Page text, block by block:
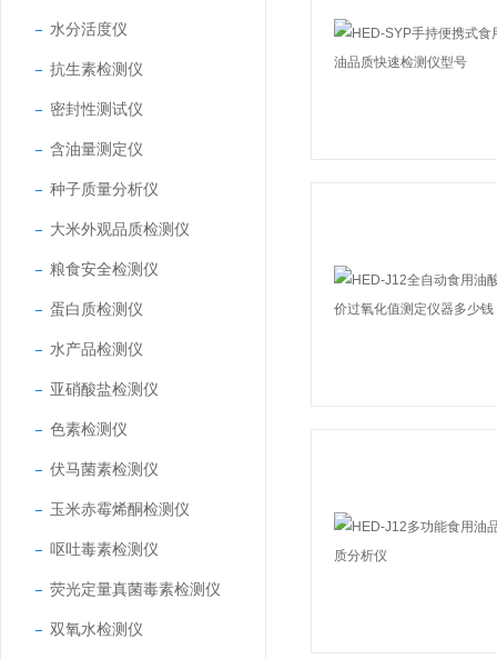
水分活度仪
抗生素检测仪
密封性测试仪
含油量测定仪
种子质量分析仪
大米外观品质检测仪
粮食安全检测仪
蛋白质检测仪
水产品检测仪
亚硝酸盐检测仪
色素检测仪
伏马菌素检测仪
玉米赤霉烯酮检测仪
呕吐毒素检测仪
荧光定量真菌毒素检测仪
双氧水检测仪